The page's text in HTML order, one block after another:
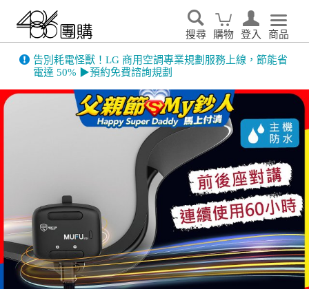
搜尋 購物 登入 商品
告別耗電怪獸！LG 商用空調專業規劃服務上線，節能省
電達 50% ▶預約免費諮詢規劃